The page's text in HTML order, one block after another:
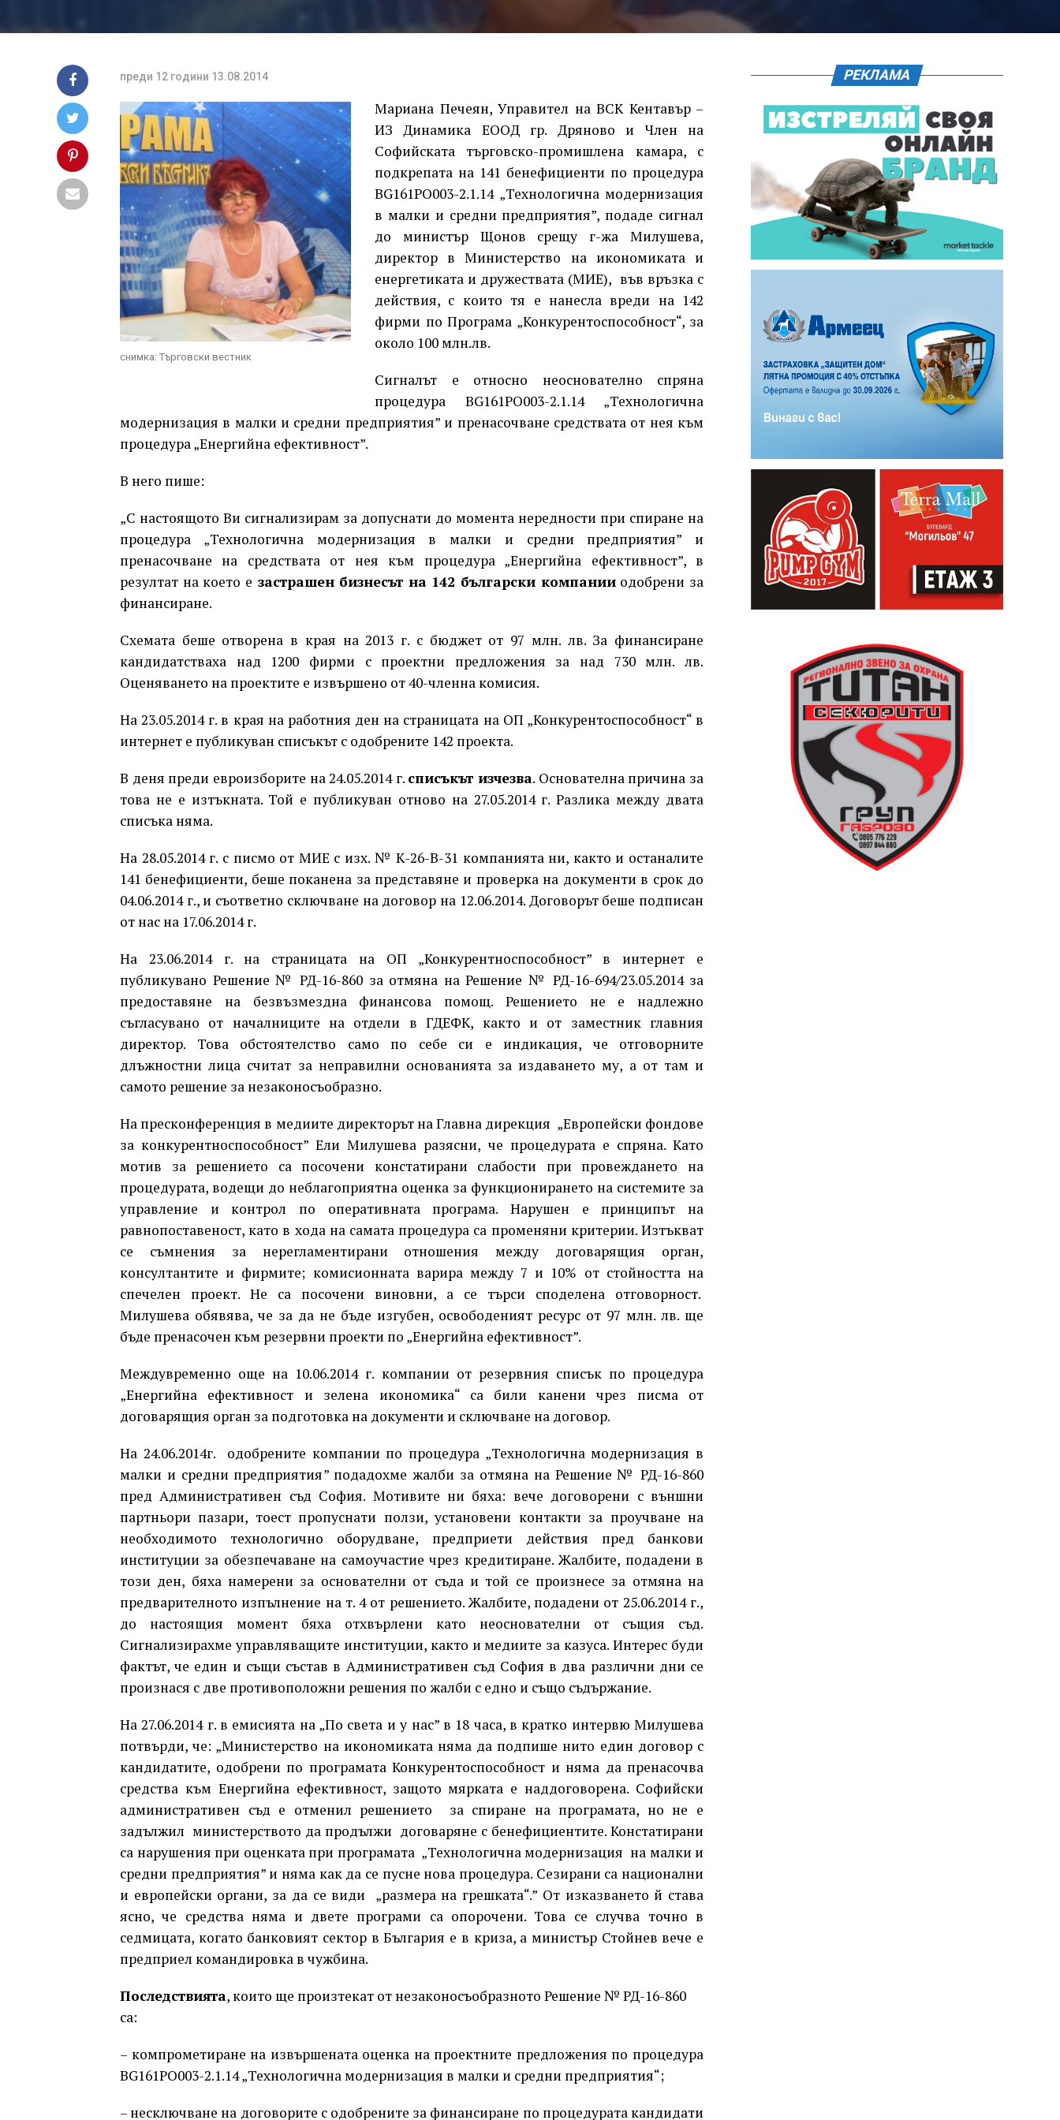
преди 12 години 13.08.2014
снимка: Търговски вестник
Мариана Печеян, Управител на ВСК Кентавър –
ИЗ Динамика ЕООД гр. Дряново и Член на
Софийската търговско-промишлена камара, с
подкрепата на 141 бенефициенти по процедура
BG161PO003-2.1.14 „Технологична модернизация
в малки и средни предприятия”, подаде сигнал
до министър Щонов срещу г-жа Милушева,
директор в Министерство на икономиката и
енергетиката и дружествата (МИЕ), във връзка с
действия, с които тя е нанесла вреди на 142
фирми по Програма „Конкурентоспособност“, за
около 100 млн.лв.
Сигналът е относно неоснователно спряна
процедура BG161PO003-2.1.14 „Технологична
модернизация в малки и средни предприятия” и пренасочване средствата от нея към
процедура „Енергийна ефективност”.
В него пише:
„С настоящото Ви сигнализирам за допуснати до момента нередности при спиране на
процедура „Технологична модернизация в малки и средни предприятия” и
пренасочване на средствата от нея към процедура „Енергийна ефективност”, в
резултат на което е застрашен бизнесът на 142 български компанииодобрени за
финансиране.
Схемата беше отворена в края на 2013 г. с бюджет от 97 млн. лв. За финансиране
кандидатстваха над 1200 фирми с проектни предложения за над 730 млн. лв.
Оценяването на проектите е извършено от 40-членна комисия.
На 23.05.2014 г. в края на работния ден на страницата на ОП „Конкурентоспособност“ в
интернет е публикуван списъкът с одобрените 142 проекта.
В деня преди евроизборите на 24.05.2014 г. списъкът изчезва. Основателна причина за
това не е изтъкната. Той е публикуван отново на 27.05.2014 г. Разлика между двата
списъка няма.
На 28.05.2014 г. с писмо от МИЕ с изх. № К-26-В-31 компанията ни, както и останалите
141 бенефициенти, беше поканена за представяне и проверка на документи в срок до
04.06.2014 г., и съответно сключване на договор на 12.06.2014. Договорът беше подписан
от нас на 17.06.2014 г.
На 23.06.2014 г. на страницата на ОП „Конкурентноспособност” в интернет е
публикувано Решение № РД-16-860 за отмяна на Решение № РД-16-694/23.05.2014 за
предоставяне на безвъзмездна финансова помощ. Решението не е надлежно
съгласувано от началниците на отдели в ГДЕФК, както и от заместник главния
директор. Това обстоятелство само по себе си е индикация, че отговорните
длъжностни лица считат за неправилни основанията за издаването му, а от там и
самото решение за незаконосъобразно.
На пресконференция в медиите директорът на Главна дирекция „Европейски фондове
за конкурентноспособност” Ели Милушева разясни, че процедурата е спряна. Като
мотив за решението са посочени констатирани слабости при провеждането на
процедурата, водещи до неблагоприятна оценка за функционирането на системите за
управление и контрол по оперативната програма. Нарушен е принципът на
равнопоставеност, като в хода на самата процедура са променяни критерии. Изтъкват
се съмнения за нерегламентирани отношения между договарящия орган,
консултантите и фирмите; комисионната варира между 7 и 10% от стойността на
спечелен проект. Не са посочени виновни, а се търси споделена отговорност.
Милушева обявява, че за да не бъде изгубен, освободеният ресурс от 97 млн. лв. ще
бъде пренасочен към резервни проекти по „Енергийна ефективност”.
Междувременно още на 10.06.2014 г. компании от резервния списък по процедура
„Енергийна ефективност и зелена икономика“ са били канени чрез писма от
договарящия орган за подготовка на документи и сключване на договор.
На 24.06.2014г. одобрените компании по процедура „Технологична модернизация в
малки и средни предприятия” подадохме жалби за отмяна на Решение № РД-16-860
пред Административен съд София. Мотивите ни бяха: вече договорени с външни
партньори пазари, тоест пропуснати ползи, установени контакти за проучване на
необходимото технологично оборудване, предприети действия пред банкови
институции за обезпечаване на самоучастие чрез кредитиране. Жалбите, подадени в
този ден, бяха намерени за основателни от съда и той се произнесе за отмяна на
предварителното изпълнение на т. 4 от решението. Жалбите, подадени от 25.06.2014 г.,
до настоящия момент бяха отхвърлени като неоснователни от същия съд.
Сигнализирахме управляващите институции, както и медиите за казуса. Интерес буди
фактът, че един и същи състав в Административен съд София в два различни дни се
произнася с две противоположни решения по жалби с едно и също съдържание.
На 27.06.2014 г. в емисията на „По света и у нас” в 18 часа, в кратко интервю Милушева
потвърди, че: „Министерство на икономиката няма да подпише нито един договор с
кандидатите, одобрени по програмата Конкурентоспособност и няма да пренасочва
средства към Енергийна ефективност, защото мярката е наддоговорена. Софийски
административен съд е отменил решението за спиране на програмата, но не е
задължил министерството да продължи договаряне с бенефициентите. Констатирани
са нарушения при оценката при програмата „Технологична модернизация на малки и
средни предприятия” и няма как да се пусне нова процедура. Сезирани са национални
и европейски органи, за да се види „размера на грешката“.” От изказването й става
ясно, че средства няма и двете програми са опорочени. Това се случва точно в
седмицата, когато банковият сектор в България е в криза, а министър Стойнев вече е
предприел командировка в чужбина.
Последствията, които ще произтекат от незаконосъобразното Решение № РД-16-860
са:
– компрометиране на извършената оценка на проектните предложения по процедура
BG161PO003-2.1.14 „Технологична модернизация в малки и средни предприятия“;
– несключване на договорите с одобрените за финансиране по процедурата кандидати
РЕКЛАМА